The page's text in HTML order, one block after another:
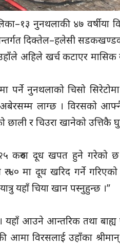
नुनथलाकी ४७ वर्षीया
दिक्तेल–हलेसी
अहिले खर्च कटाएर मासिक
नुनथलाको चिसो
लाग्छ । विरसको
छाली र चिउरा खानेको
करुवा दूध खपत हुने गरेको छ
रु ४० मा दूध खरिद गर्ने
यहाँ चिया खान पस्नुहुन्छ ।”
। यहाँ आउने आन्तरिक तथा
विरसलाई उहाँका